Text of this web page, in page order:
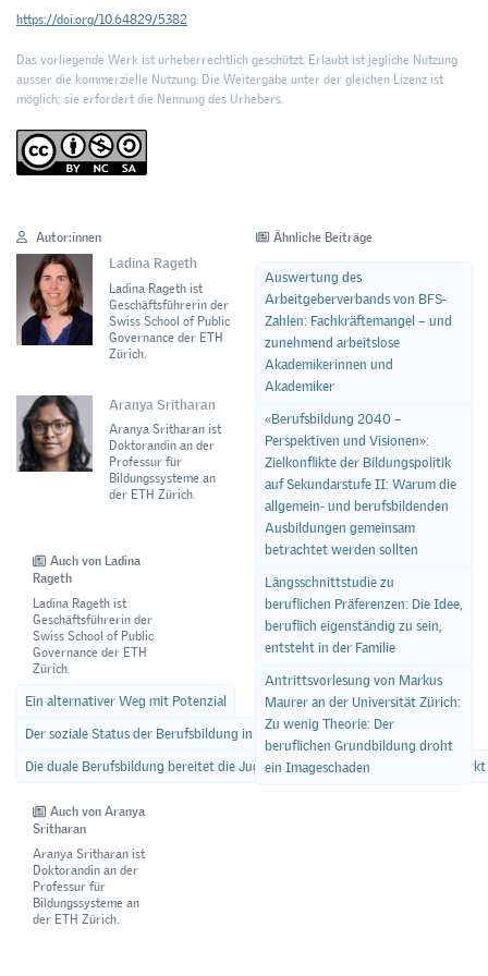
https://doi.org/10.64829/5382
Das vorliegende Werk ist urheberrechtlich geschützt. Erlaubt ist jegliche Nutzung
ausser die kommerzielle Nutzung. Die Weitergabe unter der gleichen Lizenz ist
möglich; sie erfordert die Nennung des Urhebers.
Autor:innen
Ladina Rageth
Ladina Rageth ist
Geschäftsführerin der
Swiss School of Public
Governance der ETH
Zürich.
Aranya Sritharan
Aranya Sritharan ist
Doktorandin an der
Professur für
Bildungssysteme an
der ETH Zürich.
Auch von Ladina
Rageth
Ladina Rageth ist
Geschäftsführerin der
Swiss School of Public
Governance der ETH
Zürich.
Ein alternativer Weg mit Potenzial
Der soziale Status der Berufsbildung in der Schweiz ist konstant geblieben
Die duale Berufsbildung bereitet die Jugendlichen besser auf den
Auch von Aranya
Sritharan
Aranya Sritharan ist
Doktorandin an der
Professur für
Bildungssysteme an
der ETH Zürich.
Ähnliche Beiträge
Auswertung des
Arbeitgeberverbands von BFS-
Zahlen: Fachkräftemangel – und
zunehmend arbeitslose
Akademikerinnen und
Akademiker
«Berufsbildung 2040 –
Perspektiven und Visionen»:
Zielkonflikte der Bildungspolitik
auf Sekundarstufe II: Warum die
allgemein- und berufsbildenden
Ausbildungen gemeinsam
betrachtet werden sollten
Längsschnittstudie zu
beruflichen Präferenzen: Die Idee,
beruflich eigenständig zu sein,
entsteht in der Familie
Antrittsvorlesung von Markus
Maurer an der Universität Zürich:
Zu wenig Theorie: Der
beruflichen Grundbildung droht
ein Imageschaden